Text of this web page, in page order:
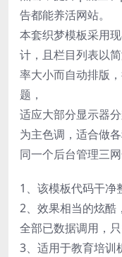
告都能养活网站。
本套织梦模板采用
计，且栏目列表以
率大小而自动排版
题，
适应大部分显示器
为主色调，适合做各
同一个后台管理三
1、该模板代码干净
2、效果相当的炫酷
全部已数据调用，
3、适用于教育培训